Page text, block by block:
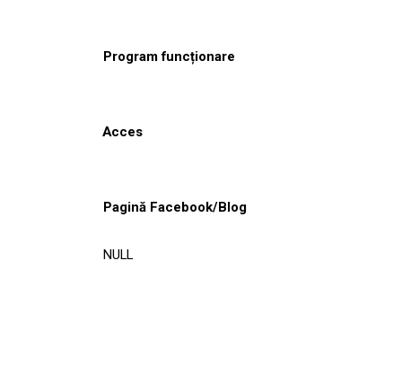
Program funcționare
Acces
Pagină Facebook/Blog
NULL